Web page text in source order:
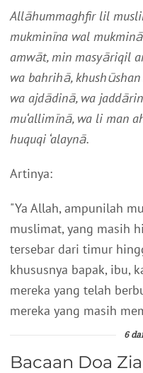
Allāhummaghfir lil
mukminīna wal
amwāt, min masyāriqil
wa bahrihā,
wa ajdādinā, wa
mu‘allimīnā, wa li man
huquqi ‘alaynā.
Artinya:
"Ya Allah, ampunilah
muslimat, yang masih
tersebar dari timur
khususnya bapak, ibu,
mereka yang telah
mereka yang masih
6
Bacaan Doa